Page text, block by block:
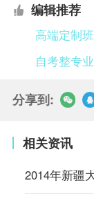
编辑推荐
高端定制
自考整专
分享到:
相关资讯
2014年新疆